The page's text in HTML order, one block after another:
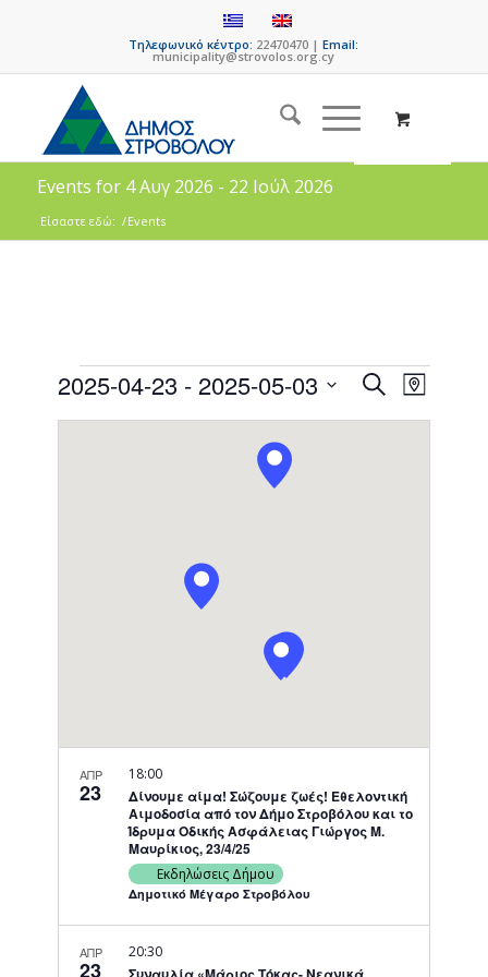
Τηλεφωνικό κέντρο: 22470470 |Email:
municipality@strovolos.org.cy
Events for 4 Αυγ 2026 - 22 Ιούλ 2026
Είσαστε εδώ: /Events
Events
Search
SearchEvent
Views
Map
2025-04-23 - 2025-05-03
ΑΠΡ
23
Δίνουμε αίμα! Σώζουμε ζωές! Εθελοντική
Αιμοδοσία από τον Δήμο Στροβόλου και το
Ίδρυμα Οδικής Ασφάλειας Γιώργος Μ.
Μαυρίκιος, 23/4/25
18:00
Εκδηλώσεις Δήμου
Δημοτικό Μέγαρο Στροβόλου
ΑΠΡ
23
20:30